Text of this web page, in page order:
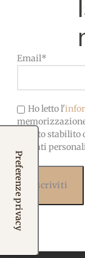
Email*
Ho letto l'
quanto
dei dati